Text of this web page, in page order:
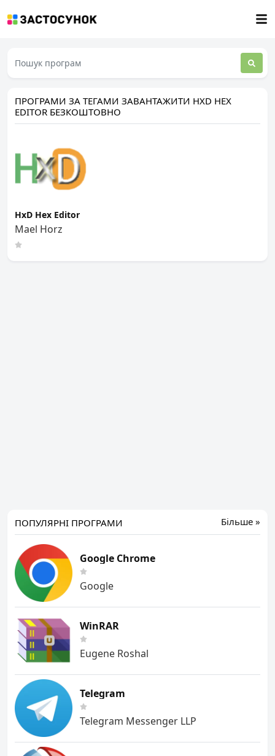
ПРОГРАМИ ЗА ТЕГАМИ ЗАВАНТАЖИТИ HXD HEX
EDITOR БЕЗКОШТОВНО
HxD Hex Editor
Mael Horz
Більше »
ПОПУЛЯРНІ ПРОГРАМИ
Google Chrome
Google
WinRAR
Eugene Roshal
Telegram
Telegram Messenger LLP